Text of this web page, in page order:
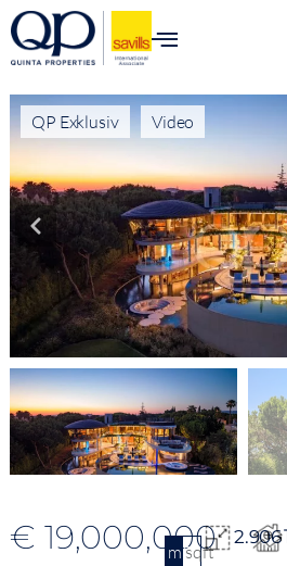
QP Exklusiv Video
€ 19,000,000
m2sqft
2.906